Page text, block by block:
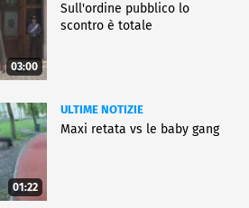
03:00
Sull'ordine pubblico lo
scontro è totale
01:22
ULTIME NOTIZIE
Maxi retata vs le baby gang